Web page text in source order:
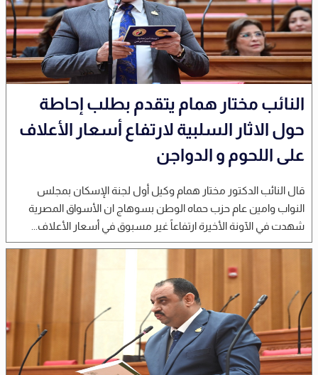
النائب مختار همام يتقدم بطلب إحاطة
حول الاثار السلبية لارتفاع أسعار الأعلاف
على اللحوم و الدواجن
قال النائب الدكتور مختار همام وكيل أول لجنة الإسكان بمجلس
النواب وامين عام حزب حماه الوطن بسوهاج ان الأسواق المصرية
شهدت في الآونة الأخيرة ارتفاعاً غير مسبوق في أسعار الأعلاف...